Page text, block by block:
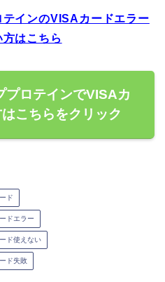
インのVISAカードエラー
はこちら
プロテインでVISAカ
こちらをクリック
ド
ドエラー
ド使えない
ド失敗